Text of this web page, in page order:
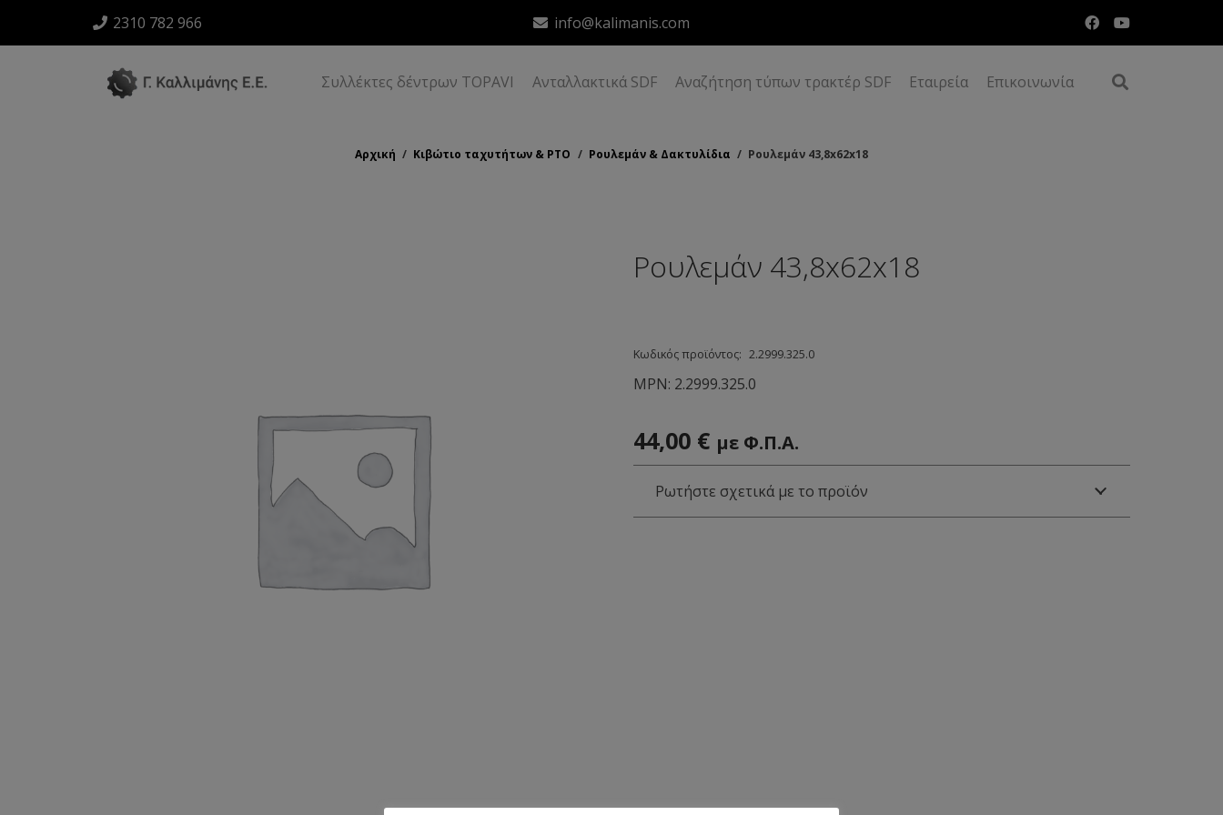
2310 782 966 info@kalimanis.com
Συλλέκτες δέντρων TOPAVI Ανταλλακτικά SDF Αναζήτηση τύπων τρακτέρ SDF Εταιρεία Επικοινωνία
Αρχική / Κιβώτιο ταχυτήτων & ΡΤΟ / Ρουλεμάν & Δακτυλίδια / Ρουλεμάν 43,8x62x18
Ρουλεμάν 43,8x62x18
Κωδικός προϊόντος: 2.2999.325.0
MPN: 2.2999.325.0
44,00 € με Φ.Π.Α.
Ρωτήστε σχετικά με το προϊόν